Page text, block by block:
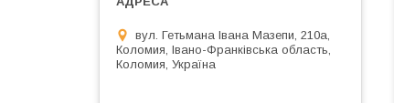
вул. Гетьмана Івана Мазепи, 210а,
Коломия, Івано-Франківська область,
Коломия, Україна